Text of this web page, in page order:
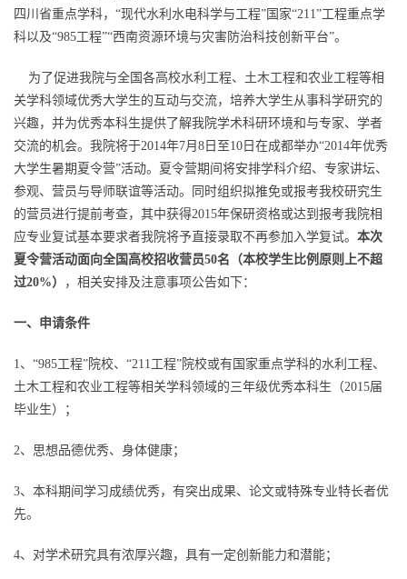
四川省重点学科，“现代水利水电科学与工程”国家“211”工程重点学
科以及“985工程”“西南资源环境与灾害防治科技创新平台”。
为了促进我院与全国各高校水利工程、土木工程和农业工程等相
关学科领域优秀大学生的互动与交流，培养大学生从事科学研究的
兴趣，并为优秀本科生提供了解我院学术科研环境和与专家、学者
交流的机会。我院将于2014年7月8日至10日在成都举办“2014年优秀
大学生暑期夏令营”活动。夏令营期间将安排学科介绍、专家讲坛、
参观、营员与导师联谊等活动。同时组织拟推免或报考我校研究生
的营员进行提前考查，其中获得2015年保研资格或达到报考我院相
应专业复试基本要求者我院将予直接录取不再参加入学复试。 本次
夏令营活动面向全国高校招收营员50名（本校学生比例原则上不超
过20%）
，相关安排及注意事项公告如下：
一、申请条件
1、“985工程”院校、“211工程”院校或有国家重点学科的水利工程、
土木工程和农业工程等相关学科领域的三年级优秀本科生（2015届
毕业生）；
2、思想品德优秀、身体健康；
3、本科期间学习成绩优秀，有突出成果、论文或特殊专业特长者优
先。
4、对学术研究具有浓厚兴趣，具有一定创新能力和潜能；